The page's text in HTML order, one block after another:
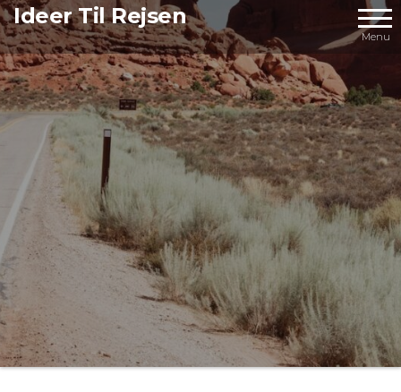
Videre
til
indhold
Ideer Til Rejsen
Menu